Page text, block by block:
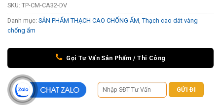
SKU: TP-CM-CA32-DV
Danh mục: SẢN PHẨM THẠCH CAO CHỐNG ẨM, Thạch cao dát vàng
chống ẩm
Gọi Tư Vấn Sản Phẩm / Thi Công